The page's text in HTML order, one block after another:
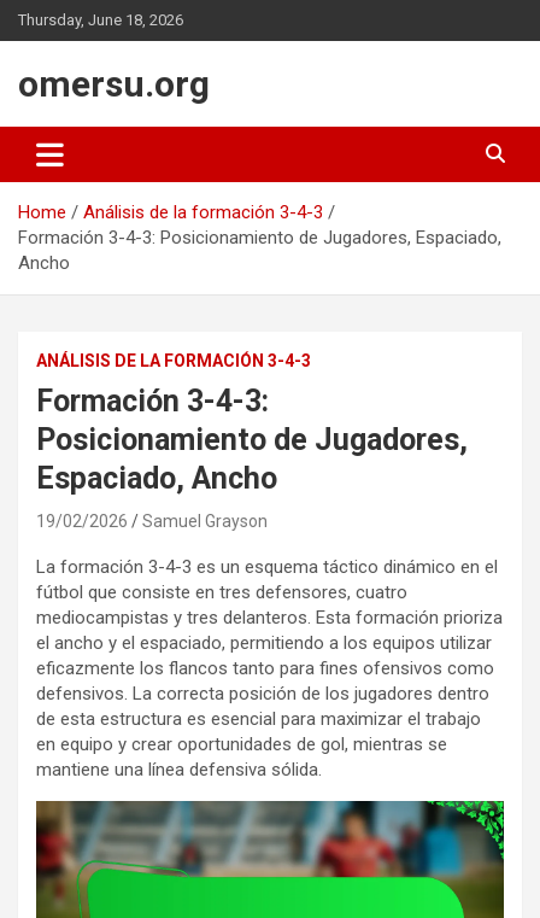
Skip
to
Thursday, June 18, 2026
omersu.org
Home
Análisis de la formación 3-4-3
Formación 3-4-3: Posicionamiento de Jugadores, Espaciado,
Ancho
ANÁLISIS DE LA FORMACIÓN 3-4-3
Formación 3-4-3:
Posicionamiento de Jugadores,
Espaciado, Ancho
19/02/2026 Samuel Grayson
La formación 3-4-3 es un esquema táctico dinámico en el
fútbol que consiste en tres defensores, cuatro
mediocampistas y tres delanteros. Esta formación prioriza
el ancho y el espaciado, permitiendo a los equipos utilizar
eficazmente los flancos tanto para fines ofensivos como
defensivos. La correcta posición de los jugadores dentro
de esta estructura es esencial para maximizar el trabajo
en equipo y crear oportunidades de gol, mientras se
mantiene una línea defensiva sólida.